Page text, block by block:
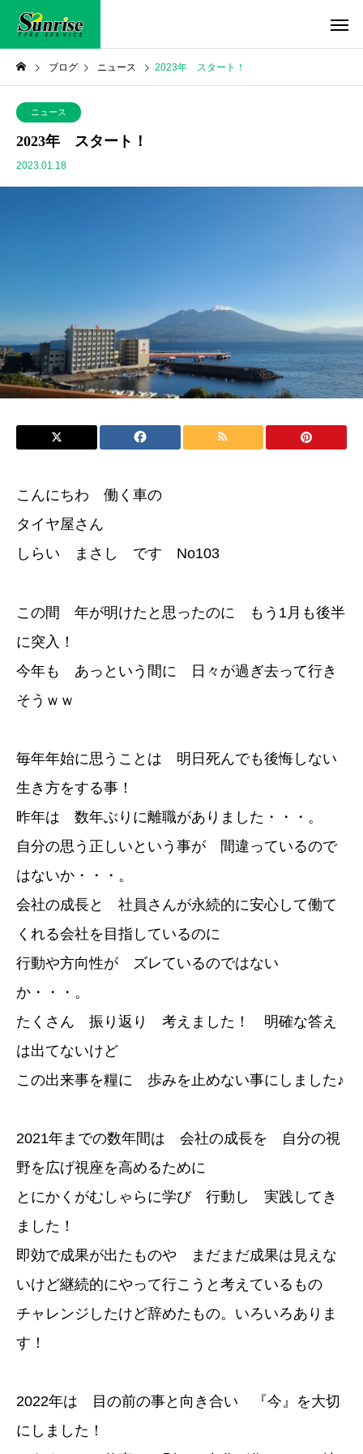
ブログ ニュース 2023年 スタート！
ニュース
2023年 スタート！
2023.01.18
こんにちわ 働く車の
タイヤ屋さん
しらい まさし です No103
この間 年が明けたと思ったのに もう1月も後半
に突入！
今年も あっという間に 日々が過ぎ去って行き
そうｗｗ
毎年年始に思うことは 明日死んでも後悔しない
生き方をする事！
昨年は 数年ぶりに離職がありました・・・。
自分の思う正しいという事が 間違っているので
はないか・・・。
会社の成長と 社員さんが永続的に安心して働て
くれる会社を目指しているのに
行動や方向性が ズレているのではない
か・・・。
たくさん 振り返り 考えました！ 明確な答え
は出てないけど
この出来事を糧に 歩みを止めない事にしました♪
2021年までの数年間は 会社の成長を 自分の視
野を広げ視座を高めるために
とにかくがむしゃらに学び 行動し 実践してき
ました！
即効で成果が出たものや まだまだ成果は見えな
いけど継続的にやって行こうと考えているもの
チャレンジしたけど辞めたもの。いろいろありま
す！
2022年は 目の前の事と向き合い 『今』を大切
にしました！